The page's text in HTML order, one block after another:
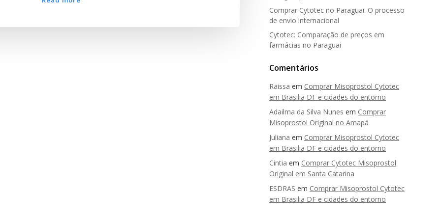
Comprar Cytotec no Paraguai: O processo
de envio internacional
Cytotec: Comparação de preços em
farmácias no Paraguai
Comentários
Raissa em Comprar Misoprostol Cytotec
em Brasilia DF e cidades do entorno
Adailma da Silva Nunes em Comprar
Misoprostol Original no Amapá
Juliana em Comprar Misoprostol Cytotec
em Brasilia DF e cidades do entorno
Cintia em Comprar Cytotec Misoprostol
Original em Santa Catarina
ESDRAS em Comprar Misoprostol Cytotec
em Brasilia DF e cidades do entorno